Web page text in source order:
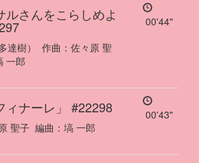
ルさんをこらしめよ
達樹） 作曲： 佐々原 聖
一郎
00'44"
ィナーレ」 #22298
聖子 編曲： 塙 一郎
00'43"